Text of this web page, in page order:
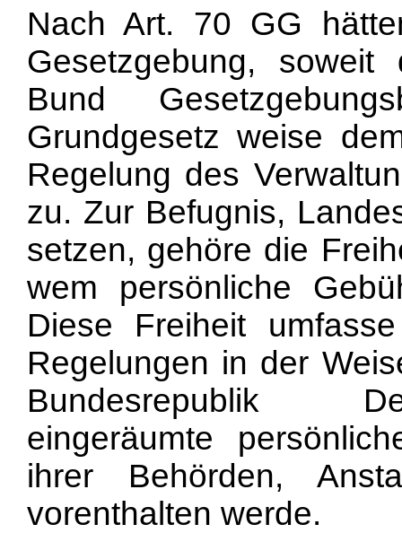
Nach Art. 70 GG
Gesetzgebung,
Bund
Grundgesetz weise
Regelung des
zu. Zur Befugnis,
setzen, gehöre die
wem persönliche
Diese Freiheit
Regelungen in der
Bundesrepublik
eingeräumte
ihrer Behörden,
vorenthalten werde.